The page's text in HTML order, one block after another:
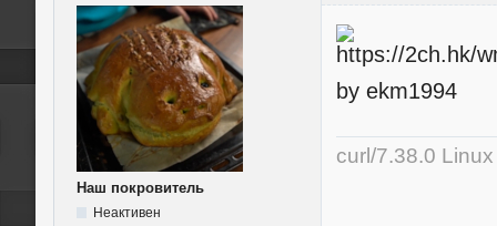
Наш покровитель
Неактивен
by ekm1994
curl/7.38.0